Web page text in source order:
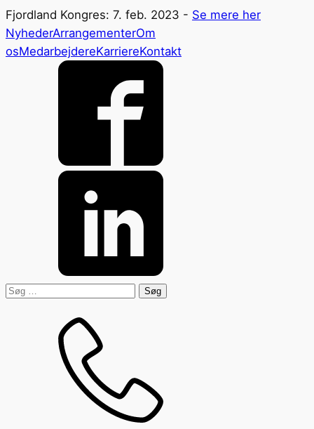
Fjordland Kongres: 7. feb. 2023 - Se mere her
NyhederArrangementerOm
osMedarbejdereKarriereKontakt
Søg